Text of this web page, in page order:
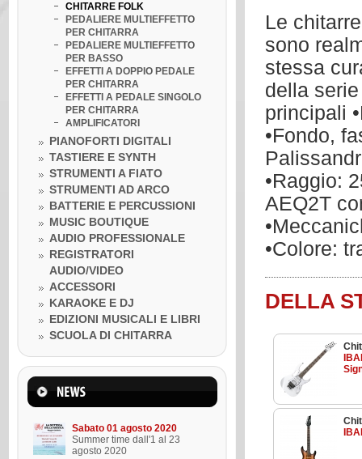
CHITARRE FOLK
PEDALIERE MULTIEFFETTO
PER CHITARRA
PEDALIERE MULTIEFFETTO
PER BASSO
EFFETTI A DOPPIO PEDALE
PER CHITARRA
EFFETTI A PEDALE SINGOLO
PER CHITARRA
AMPLIFICATORI
PIANOFORTI DIGITALI
TASTIERE E SYNTH
STRUMENTI A FIATO
STRUMENTI AD ARCO
BATTERIE E PERCUSSIONI
MUSIC BOUTIQUE
AUDIO PROFESSIONALE
REGISTRATORI
AUDIO/VIDEO
ACCESSORI
KARAOKE E DJ
EDIZIONI MUSICALI E LIBRI
SCUOLA DI CHITARRA
Venerdì 10 luglio 2020
LA BOTTEGA DELLA MUSICA
INCONTRA...I GRANDI DELLA
MUSICA
Venerdì 10 luglio 2020
Lezione ukulele in Omaggio
Mercoledì 22 marzo 2023
Suono l'ukulele in 8 lezioni
Sabato 01 agosto 2020
Summer time dall'1 al 23
agosto 2020
Le
sono
stessa
della
principali
•Fondo,
•Raggio:
AEQ2T
•Colore:
DELLA